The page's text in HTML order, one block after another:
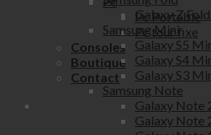
Pc Portable
Pc tour fixe
Consoles
Boutique
Contact
Galaxy Z
Samsung Mini
Galaxy S5
Galaxy S4
Galaxy S3
Samsung Note
Galaxy Note
Galaxy Note